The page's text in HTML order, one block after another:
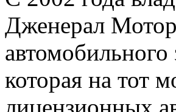
Дженерал
которая на тот